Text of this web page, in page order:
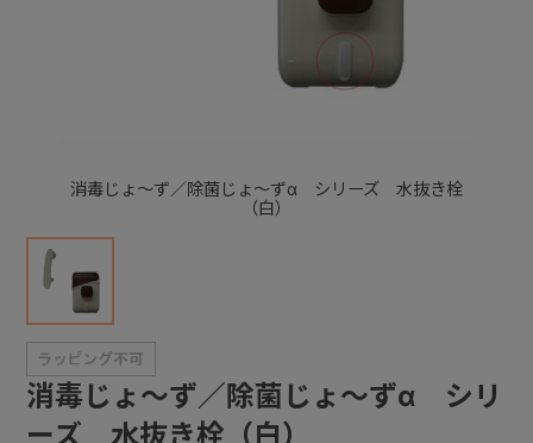
消毒じょ～ず／除菌じょ～ずα シリーズ 水抜き栓
（白）
消毒じょ～ず／除菌じょ～ずα シリ
ーズ 水抜き栓（白）